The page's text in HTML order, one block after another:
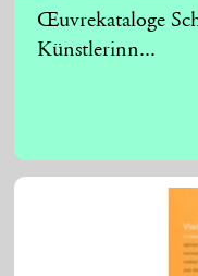
Œuvrekataloge
Künstlerinn...